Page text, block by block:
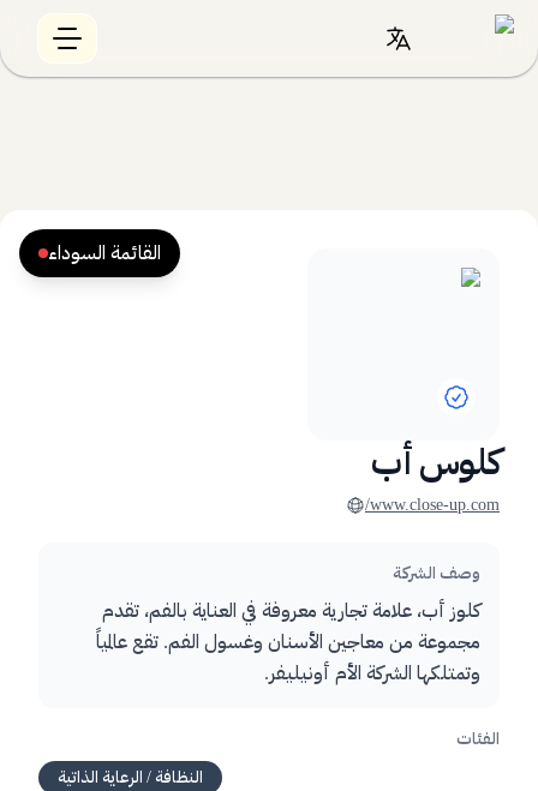
القائمة السوداء
كلوس أب
www.close-up.com/
وصف الشركة
كلوز أب، علامة تجارية معروفة في العناية بالفم، تقدم
مجموعة من معاجين الأسنان وغسول الفم. تقع عالمياً
وتمتلكها الشركة الأم أونيليفر.
الفئات
النظافة / الرعاية الذاتية